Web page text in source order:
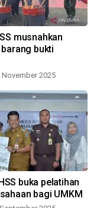
musnahkan
bukti
November 2025
buka pelatihan
bagi UMKM